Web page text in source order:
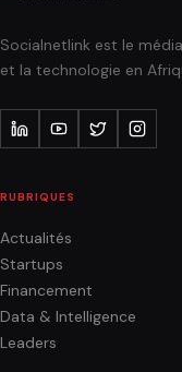
Socialnetlink est le
et la technologie en
RUBRIQUES
Actualités
Startups
Financement
Data & Intelligence
Leaders